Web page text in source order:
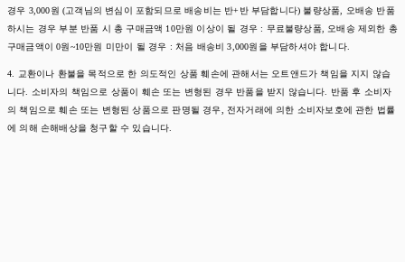
경우 3,000원 (고객님의 변심이 포함되므로 배송비는 반+반 부담합니다) 불량상품, 오배송 반품
하시는 경우 부분 반품 시 총 구매금액 10만원 이상이 될 경우 : 무료불량상품, 오배송 제외한 총
구매금액이 0원~10만원 미만이 될 경우 : 처음 배송비 3,000원을 부담하셔야 합니다.
4. 교환이나 환불을 목적으로 한 의도적인 상품 훼손에 관해서는 오트앤드가 책임을 지지 않습
니다. 소비자의 책임으로 상품이 훼손 또는 변형된 경우 반품을 받지 않습니다. 반품 후 소비자
의 책임으로 훼손 또는 변형된 상품으로 판명될 경우, 전자거래에 의한 소비자보호에 관한 법률
에 의해 손해배상을 청구할 수 있습니다.